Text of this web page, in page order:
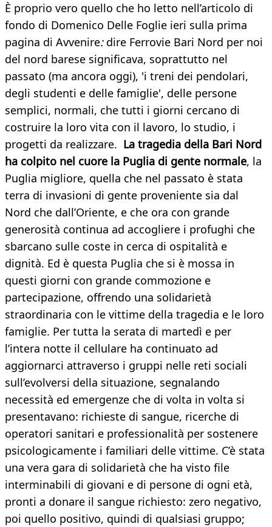
È proprio vero quello che ho letto nell’articolo di
fondo di Domenico Delle Foglie ieri sulla prima
pagina di Avvenire:dire Ferrovie Bari Nord per noi
del nord barese significava, soprattutto nel
passato (ma ancora oggi), 'i treni dei pendolari,
degli studenti e delle famiglie', delle persone
semplici, normali, che tutti i giorni cercano di
costruire la loro vita con il lavoro, lo studio, i
progetti da realizzare. La tragedia della Bari Nord
ha colpito nel cuore la Puglia di gente normale, la
Puglia migliore, quella che nel passato è stata
terra di invasioni di gente proveniente sia dal
Nord che dall’Oriente, e che ora con grande
generosità continua ad accogliere i profughi che
sbarcano sulle coste in cerca di ospitalità e
dignità. Ed è questa Puglia che si è mossa in
questi giorni con grande commozione e
partecipazione, offrendo una solidarietà
straordinaria con le vittime della tragedia e le loro
famiglie. Per tutta la serata di martedì e per
l’intera notte il cellulare ha continuato ad
aggiornarci attraverso i gruppi nelle reti sociali
sull’evolversi della situazione, segnalando
necessità ed emergenze che di volta in volta si
presentavano: richieste di sangue, ricerche di
operatori sanitari e professionalità per sostenere
psicologicamente i familiari delle vittime. C’è stata
una vera gara di solidarietà che ha visto file
interminabili di giovani e di persone di ogni età,
pronti a donare il sangue richiesto: zero negativo,
poi quello positivo, quindi di qualsiasi gruppo;